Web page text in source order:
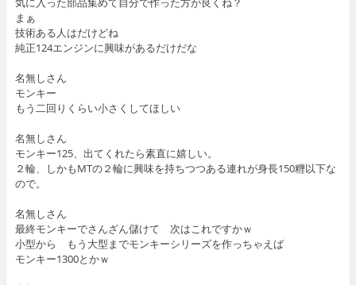
まぁ
技術ある人はだけどね
純正124エンジンに興味があるだけだな
名無しさん
モンキー
もう二回りくらい小さくしてほしい
名無しさん
モンキー125、出てくれたら素直に嬉しい。
２輪、しかもMTの２輪に興味を持ちつつある連れが身長150糎以下な
ので。
名無しさん
最終モンキーでさんざん儲けて 次はこれですかｗ
小型から もう大型までモンキーシリーズを作っちゃえば
モンキー1300とかｗ